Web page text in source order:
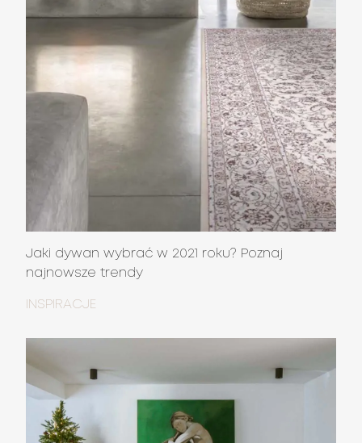
Jaki dywan wybrać w 2021 roku? Poznaj
najnowsze trendy
INSPIRACJE